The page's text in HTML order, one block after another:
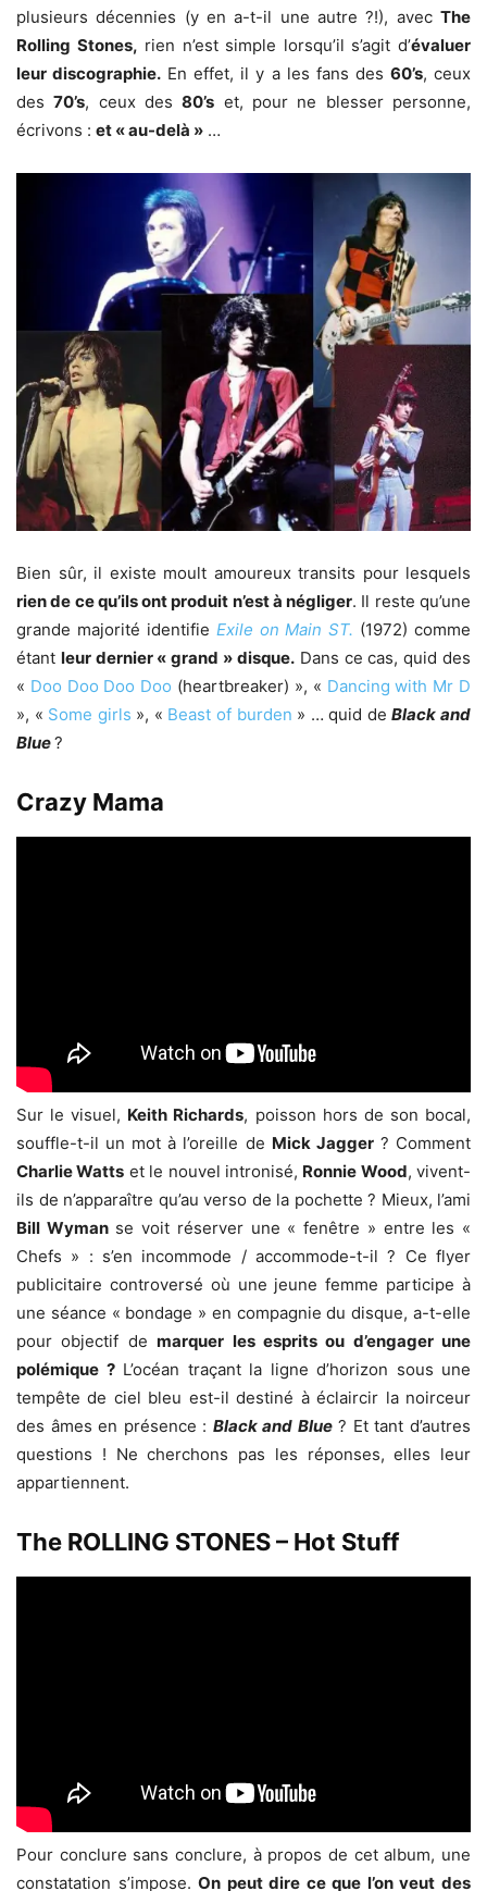
plusieurs décennies (y en a-t-il une autre ?!), avec The
Rolling Stones, rien n’est simple lorsqu’il s’agit d’évaluer
leur discographie. En effet, il y a les fans des 60’s, ceux
des70’s, ceux des80’s et, pour ne blesser personne,
écrivons : et « au-delà » …
Bien sûr, il existe moult amoureux transits pour lesquels
rien de ce qu’ils ont produit n’est à négliger. Il reste qu’une
grande majorité identifie Exile on Main ST. (1972) comme
étant leur dernier « grand » disque.Dans ce cas, quid des
« Doo Doo Doo Doo (heartbreaker) », « Dancing with Mr D
», « Some girls », « Beast of burden » … quid deBlack and
Blue?
Crazy Mama
Sur le visuel, Keith Richards, poisson hors de son bocal,
souffle-t-il un mot à l’oreille de Mick Jagger? Comment
Charlie Watts et le nouvel intronisé, Ronnie Wood, vivent-
ils de n’apparaître qu’au verso de la pochette ? Mieux, l’ami
Bill Wymanse voit réserver une « fenêtre » entre les «
Chefs » : s’en incommode / accommode-t-il ? Ce flyer
publicitaire controversé où une jeune femme participe à
une séance « bondage » en compagnie du disque, a-t-elle
pour objectif demarquer les esprits ou d’engager une
polémique ?L’océan traçant la ligne d’horizon sous une
tempête de ciel bleu est-il destiné à éclaircir la noirceur
des âmes en présence : Black and Blue? Et tant d’autres
questions ! Ne cherchons pas les réponses, elles leur
appartiennent.
The ROLLING STONES – Hot Stuff
Pour conclure sans conclure, à propos de cet album, une
constatation s’impose.On peut dire ce que l’on veut des